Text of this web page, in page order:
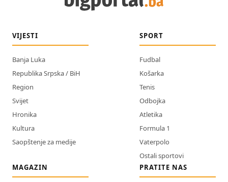
VIJESTI
Banja Luka
Republika Srpska / BiH
Region
Svijet
Hronika
Kultura
Saopštenje za medije
SPORT
Fudbal
Košarka
Tenis
Odbojka
Atletika
Formula 1
Vaterpolo
Ostali sportovi
MAGAZIN
PRATITE NAS